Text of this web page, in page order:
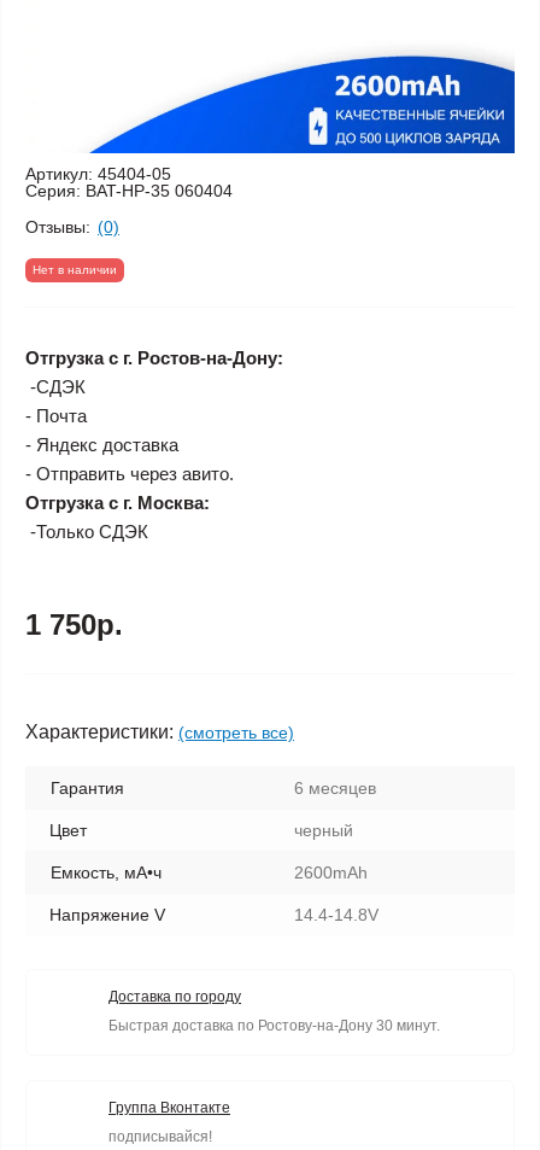
Артикул: 45404-05
Серия: BAT-HP-35 060404
Отзывы: (0)
Нет в наличии
Отгрузка с г. Ростов-на-Дону:
-СДЭК
- Почта
- Яндекс доставка
- Отправить через авито.
Отгрузка с г. Москва:
-Только СДЭК
1 750р.
Характеристики: (смотреть все)
Гарантия 6 месяцев
Цвет черный
Емкость, мА•ч 2600mAh
Напряжение V 14.4-14.8V
Доставка по городу
Быстрая доставка по Ростову-на-Дону 30 минут.
Группа Вконтакте
подписывайся!